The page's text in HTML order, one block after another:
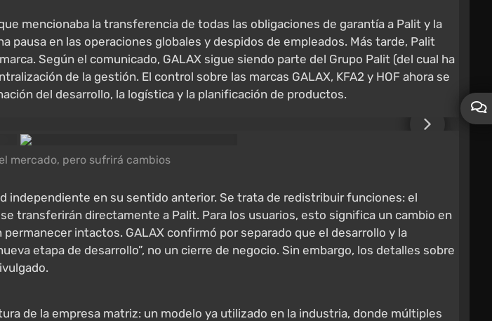
mencionaba la transferencia de todas las obligaciones de garantía a Palit y la
en las operaciones globales y despidos de empleados. Más tarde, Palit
Según el comunicado, GALAX sigue siendo parte del Grupo Palit (del cual ha
de la gestión. El control sobre las marcas GALAX, KFA2 y HOF ahora se
del desarrollo, la logística y la planificación de productos.
mercado, pero sufrirá cambios
independiente en su sentido anterior. Se trata de redistribuir funciones: el
transferirán directamente a Palit. Para los usuarios, esto significa un cambio en
intactos. GALAX confirmó por separado que el desarrollo y la
etapa de desarrollo”, no un cierre de negocio. Sin embargo, los detalles sobre
de la empresa matriz: un modelo ya utilizado en la industria, donde múltiples